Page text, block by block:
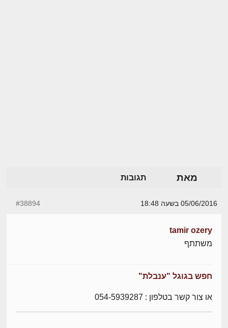
מאת תגובות
05/06/2016 בשעה 18:48 #38894
tamir ozery
משתתף
חפש בגוגל "ענבלת"
או צור קשר בטלפון : 054-5939287